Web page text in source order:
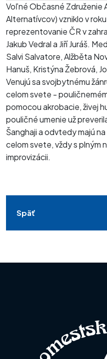
Voľné Občasné Združenie
Alternatívcov) vzniklo v
reprezentovanie ČR v
Jakub Vedral a Jiří Juráš.
Salvi Salvatore, Alžběta
Hanuš, Kristýna Žebrová,
Venujú sa svojbytnému
celom svete -
pomocou akrobacie, živej
pouličné umenie už
Šanghaji a odvtedy majú
celom svete, vždy s plným
improvizácii.
Späť